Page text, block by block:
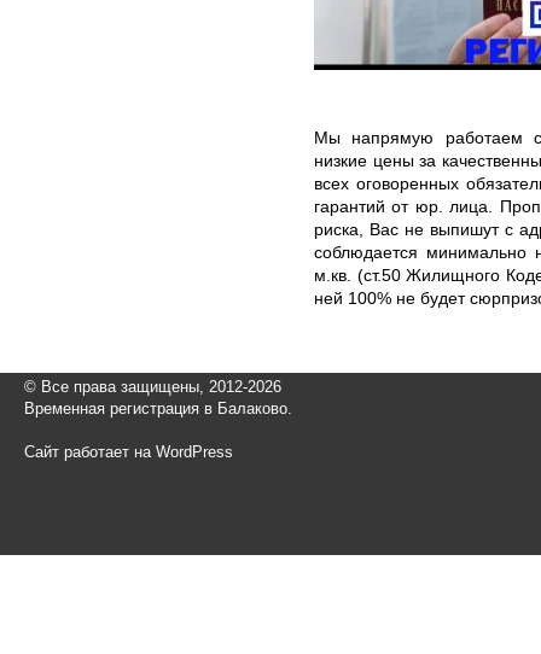
Мы напрямую работаем с
низкие цены за
всех оговоренных
гарантий от юр. лица.
риска, Вас не выпишут с
соблюдается минимально
м.кв. (ст.50 Жилищного
ней 100% не будет
© Все права защищены, 2012-2026
Временная регистрация в Балаково.
Сайт работает на WordPress